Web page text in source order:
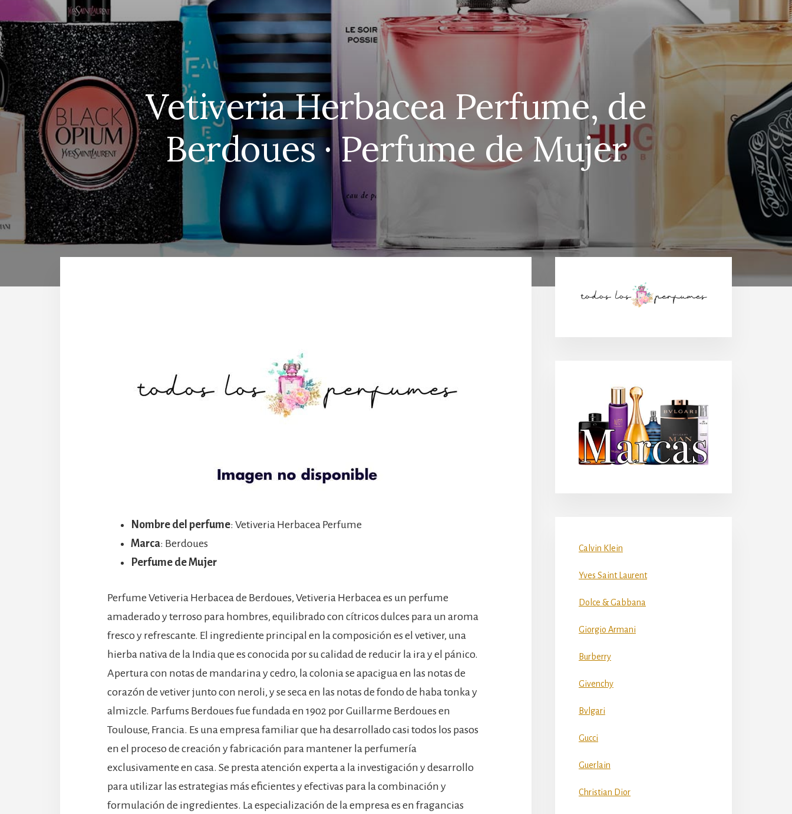
Vetiveria Herbacea Perfume, de
Berdoues · Perfume de Mujer
Nombre del perfume: Vetiveria Herbacea Perfume
Marca: Berdoues
Perfume de Mujer
Perfume Vetiveria Herbacea de Berdoues, Vetiveria Herbacea es un perfume
amaderado y terroso para hombres, equilibrado con cítricos dulces para un aroma
fresco y refrescante. El ingrediente principal en la composición es el vetiver, una
hierba nativa de la India que es conocida por su calidad de reducir la ira y el pánico.
Apertura con notas de mandarina y cedro, la colonia se apacigua en las notas de
corazón de vetiver junto con neroli, y se seca en las notas de fondo de haba tonka y
almizcle. Parfums Berdoues fue fundada en 1902 por Guillarme Berdoues en
Toulouse, Francia. Es una empresa familiar que ha desarrollado casi todos los pasos
en el proceso de creación y fabricación para mantener la perfumería
exclusivamente en casa. Se presta atención experta a la investigación y desarrollo
para utilizar las estrategias más eficientes y efectivas para la combinación y
formulación de ingredientes. La especialización de la empresa es en fragancias
lateral
Calvin Klein
Yves Saint Laurent
Dolce & Gabbana
Giorgio Armani
Burberry
Givenchy
Bvlgari
Gucci
Guerlain
Christian Dior